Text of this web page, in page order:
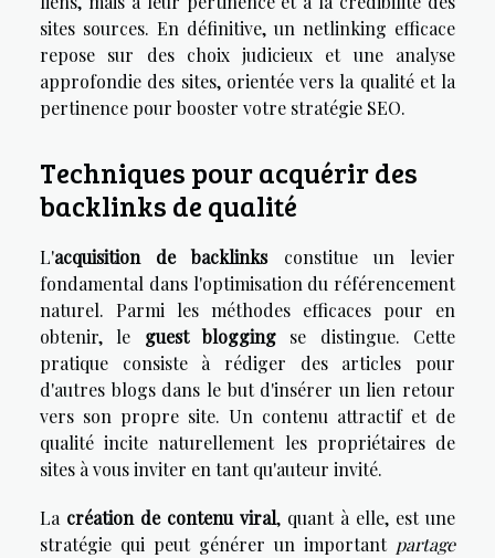
sites sources. En définitive, un netlinking efficace
repose sur des choix judicieux et une analyse
approfondie des sites, orientée vers la qualité et la
pertinence pour booster votre stratégie SEO.
Techniques pour acquérir des
backlinks de qualité
L'acquisition de backlinksconstitue un levier
fondamental dans l'optimisation du référencement
naturel. Parmi les méthodes efficaces pour en
obtenir, le guest blogging se distingue. Cette
pratique consiste à rédiger des articles pour
d'autres blogs dans le but d'insérer un lien retour
vers son propre site. Un contenu attractif et de
qualité incite naturellement les propriétaires de
sites à vous inviter en tant qu'auteur invité.
La création de contenu viral, quant à elle, est une
stratégie qui peut générer un important partage